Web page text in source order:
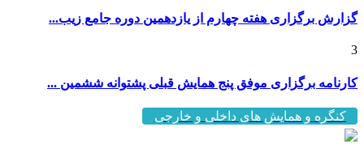
گزارش برگزاری هفته چهارم از یازدهمین دوره جامع زیب...
3
کارنامه برگزاری موفق پنج همایش قبلی پشتوانه ششمین ...
کنگره و همایش های داخلی و خارجی